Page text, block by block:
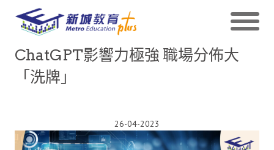
ChatGPT影響力極強 職場分佈大
「洗牌」
26-04-2023